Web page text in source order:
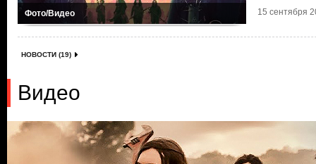
Фото/Видео 15 сентября
НОВОСТИ (19)
Видео